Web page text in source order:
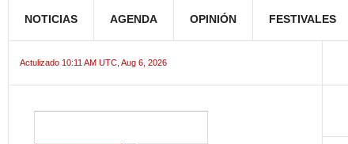
NOTICIAS AGENDA OPINIÓN FESTIVALES
Actulizado 10:11 AM UTC, Aug 6, 2026